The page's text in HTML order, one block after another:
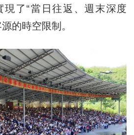
了“當日往返、週末深度
的時空限制。